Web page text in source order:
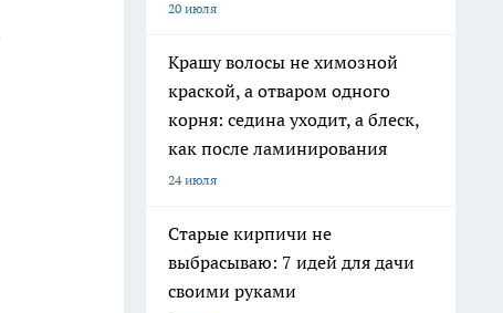
20 июля
Крашу волосы не химозной
краской, а отваром одного
корня: седина уходит, а блеск,
как после ламинирования
24 июля
Старые кирпичи не
выбрасываю: 7 идей для дачи
своими руками